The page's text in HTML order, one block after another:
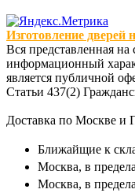
Изготовление дверей
Вся представленная
информационный
является публичной
Статьи 437(2)
Доставка по Москве и
Ближайщие к
Москва, в
Москва, в